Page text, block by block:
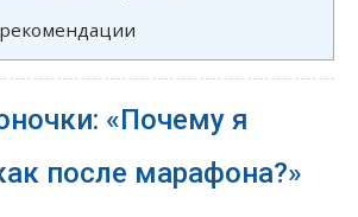
«Почему я
после марафона?»